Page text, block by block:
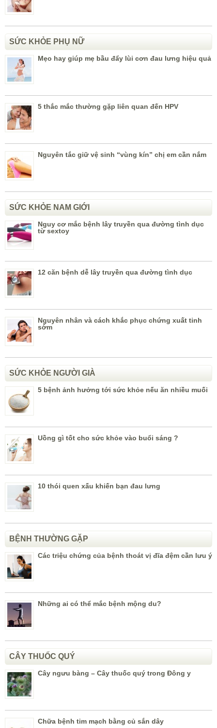
SỨC KHỎE PHỤ NỮ
Mẹo hay giúp mẹ bầu đẩy lùi cơn đau lưng hiệu quả
5 thắc mắc thường gặp liên quan đến HPV
Nguyên tắc giữ vệ sinh “vùng kín” chị em cần nắm
SỨC KHỎE NAM GIỚI
Nguy cơ mắc bệnh lây truyền qua đường tình dục
từ sextoy
12 căn bệnh dễ lây truyền qua đường tình dục
Nguyên nhân và cách khắc phục chứng xuất tinh
sớm
SỨC KHỎE NGƯỜI GIÀ
5 bệnh ảnh hưởng tới sức khỏe nếu ăn nhiều muối
Uồng gì tốt cho sức khỏe vào buổi sáng ?
10 thói quen xấu khiến bạn đau lưng
BỆNH THƯỜNG GẶP
Các triệu chứng của bệnh thoát vị đĩa đệm cần lưu ý
Những ai có thể mắc bệnh mộng du?
CÂY THUỐC QUÝ
Cây ngưu bàng – Cây thuốc quý trong Đông y
Chữa bệnh tim mạch bằng củ sắn dây